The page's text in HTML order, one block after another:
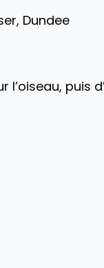
Dundee
puis